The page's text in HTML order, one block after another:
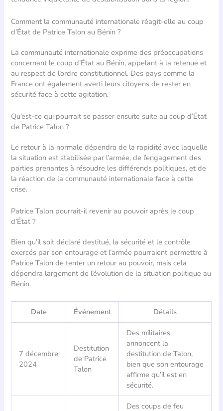
Comment la communauté internationale réagit-elle au coup
d’État de Patrice Talon au Bénin ?
La communauté internationale exprime des préoccupations
concernant le coup d’État au Bénin, appelant à la retenue et
au respect de l’ordre constitutionnel. Des pays comme la
France ont également averti leurs citoyens de rester en
sécurité face à cette agitation.
Qu’est-ce qui pourrait se passer ensuite suite au coup d’État
de Patrice Talon ?
Le retour à la normale dépendra de la rapidité avec laquelle
la situation est stabilisée par l’armée, de l’engagement des
parties prenantes à résoudre les différends politiques, et de
la réaction de la communauté internationale face à cette
crise.
Patrice Talon pourrait-il revenir au pouvoir après le coup
d’État ?
Bien qu’il soit déclaré destitué, la sécurité et le contrôle
exercés par son entourage et l’armée pourraient permettre à
Patrice Talon de tenter un retour au pouvoir, mais cela
dépendra largement de l’évolution de la situation politique au
Bénin.
Date Événement Détails
7 décembre
2024
Destitution
de Patrice
Talon
Des militaires
annoncent la
destitution de Talon,
bien que son entourage
affirme qu’il est en
sécurité.
Des coups de feu